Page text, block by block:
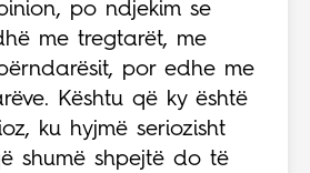
po ndjekim se
me tregtarët, me
por edhe me
Kështu që ky është
ku hyjmë seriozisht
shumë shpejtë do të